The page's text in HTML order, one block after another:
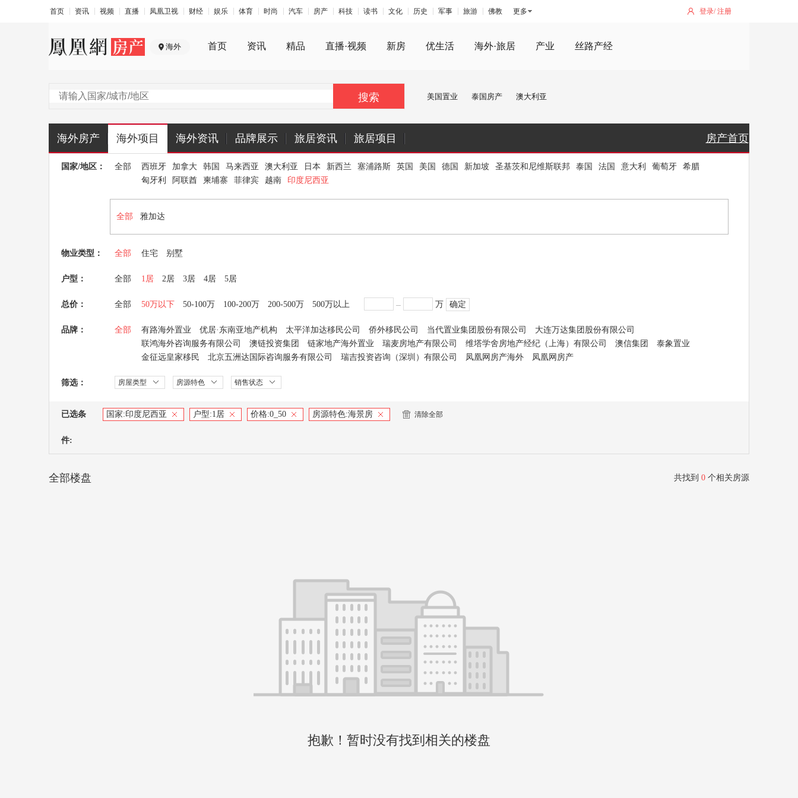
登录/注册
首页 资讯 视频 直播 凤凰卫视 财经 娱乐 体育 时尚 汽车 房产 科技 读书 文化 历史 军事 旅游 佛教 更多
海外 首页 资讯 精品 直播·视频 新房 优生活 海外·旅居 产业 丝路产经
搜索 美国置业 泰国房产 澳大利亚
海外房产 海外项目 海外资讯 品牌展示 旅居资讯 旅居项目 房产首页
国家/地区： 全部 西班牙 加拿大 韩国 马来西亚 澳大利亚 日本 新西兰 塞浦路斯 英国 美国 德国 新加坡 圣基茨和尼维斯联邦 泰国 法国 意大利 葡萄牙
希腊
匈牙利
阿联酋 柬埔寨 菲律宾 越南 印度尼西亚
全部 雅加达
物业类型： 全部 住宅 别墅
户型： 全部 1居 2居 3居 4居 5居
总价： 全部 50万以下 50-100万 100-200万 200-500万 500万以上 万 确定
品牌： 全部 有路海外置业 优居·东南亚地产机构 太平洋加达移民公司 侨外移民公司 当代置业集团股份有限公司
大连万达集团股份有限公司
联鸿海外咨询服务有限公司
澳链投资集团 链家地产海外置业 瑞麦房地产有限公司 维塔学舍房地产经纪（上海）有限公司 澳信集团
泰象置业
金征远皇家移民
北京五洲达国际咨询服务有限公司 瑞吉投资咨询（深圳）有限公司 凤凰网房产海外 凤凰网房产
筛选： 房屋类型 房源特色 销售状态
已选条
件:
国家:印度尼西亚 户型:1居 价格:0_50 房源特色:海景房 清除全部
全部楼盘 共找到 0 个相关房源
抱歉！暂时没有找到相关的楼盘